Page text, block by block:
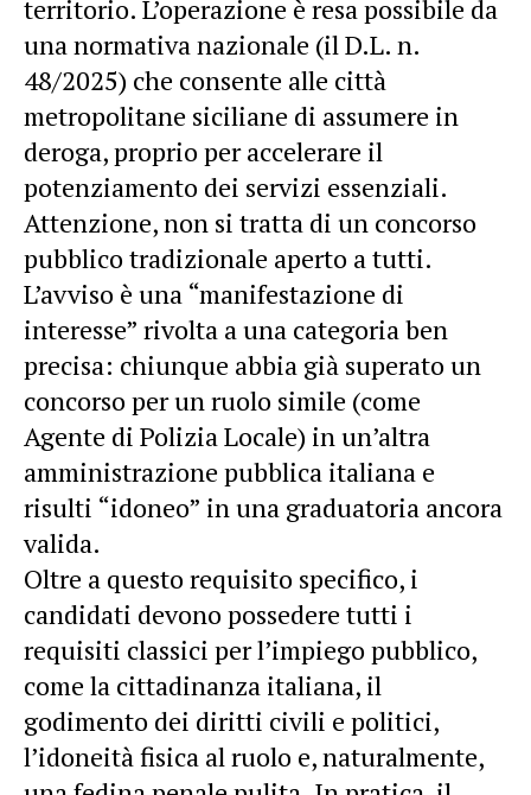
territorio. L’operazione è resa possibile da
una normativa nazionale (il D.L. n.
48/2025) che consente alle città
metropolitane siciliane di assumere in
deroga, proprio per accelerare il
potenziamento dei servizi essenziali.
Attenzione, non si tratta di un concorso
pubblico tradizionale aperto a tutti.
L’avviso è una “manifestazione di
interesse” rivolta a una categoria ben
precisa: chiunque abbia già superato un
concorso per un ruolo simile (come
Agente di Polizia Locale) in un’altra
amministrazione pubblica italiana e
risulti “idoneo” in una graduatoria ancora
valida.
Oltre a questo requisito specifico, i
candidati devono possedere tutti i
requisiti classici per l’impiego pubblico,
come la cittadinanza italiana, il
godimento dei diritti civili e politici,
l’idoneità fisica al ruolo e, naturalmente,